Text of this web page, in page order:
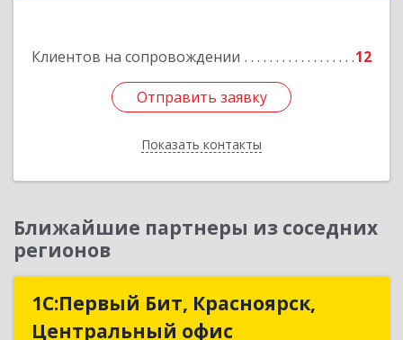
Клиентов на сопровождении 12
Отправить заявку
Показать контакты
Отправить заявку
Назад
Ближайшие партнеры из соседних
регионов
1С:Первый Бит, Красноярск,
Центральный офис
1С:Первый Бит, Красноярск,
Центральный офис